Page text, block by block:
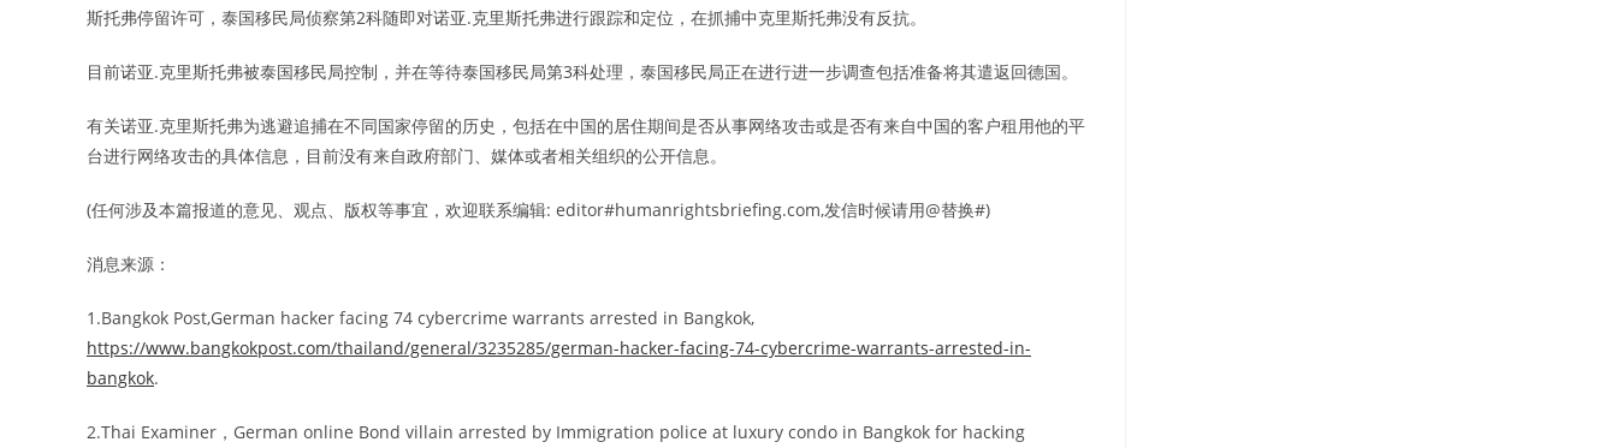
斯托弗停留许可，泰国移民局侦察第2科随即对诺亚.克里斯托弗进行跟踪和定位，在抓捕中克里斯托弗没有反抗。
目前诺亚.克里斯托弗被泰国移民局控制，并在等待泰国移民局第3科处理，泰国移民局正在进行进一步调查包括准备将其遣返回德国。
有关诺亚.克里斯托弗为逃避追捕在不同国家停留的历史，包括在中国的居住期间是否从事网络攻击或是否有来自中国的客户租用他的平
台进行网络攻击的具体信息，目前没有来自政府部门、媒体或者相关组织的公开信息。
(任何涉及本篇报道的意见、观点、版权等事宜，欢迎联系编辑: editor#humanrightsbriefing.com,发信时候请用@替换#)
消息来源：
1.Bangkok Post,German hacker facing 74 cybercrime warrants arrested in Bangkok,
https://www.bangkokpost.com/thailand/general/3235285/german-hacker-facing-74-cybercrime-warrants-arrested-in-
bangkok.
2.Thai Examiner，German online Bond villain arrested by Immigration police at luxury condo in Bangkok for hacking